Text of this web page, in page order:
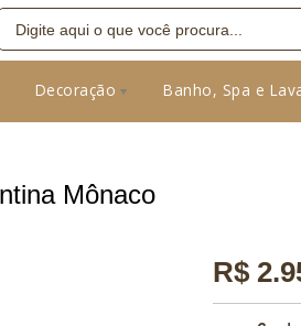
Decoração Banho, Spa e
Mônaco
R$